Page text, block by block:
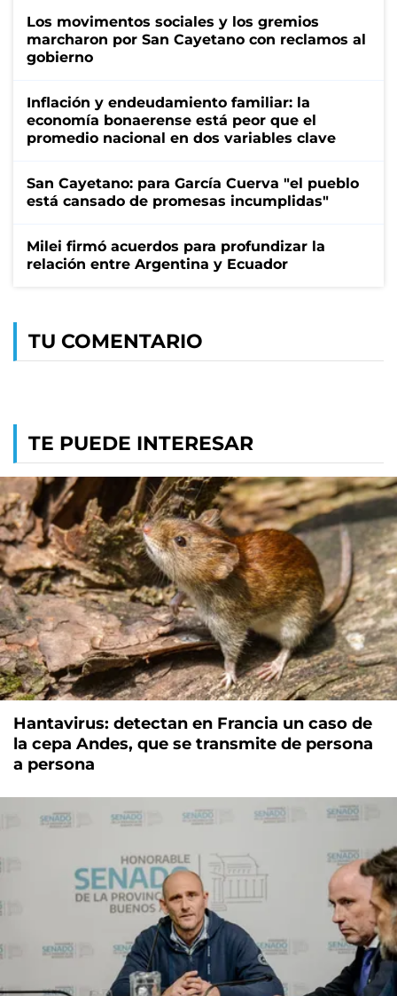
Los movimentos sociales y los gremios
marcharon por San Cayetano con reclamos al
gobierno
Inflación y endeudamiento familiar: la
economía bonaerense está peor que el
promedio nacional en dos variables clave
San Cayetano: para García Cuerva "el pueblo
está cansado de promesas incumplidas"
Milei firmó acuerdos para profundizar la
relación entre Argentina y Ecuador
TU COMENTARIO
TE PUEDE INTERESAR
Hantavirus: detectan en Francia un caso de
la cepa Andes, que se transmite de persona
a persona